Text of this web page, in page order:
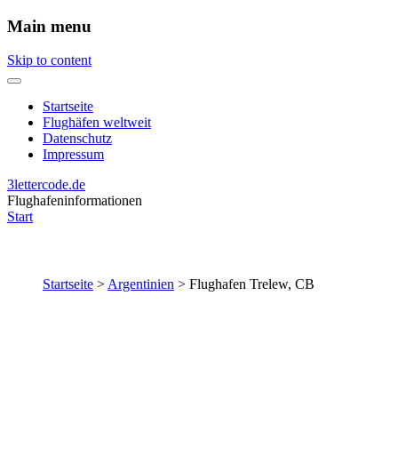
Main menu
Skip to content
Startseite
Flughäfen weltweit
Datenschutz
Impressum
3lettercode.de
Flughafeninformationen
Start
Startseite >Argentinien > Flughafen Trelew, CB